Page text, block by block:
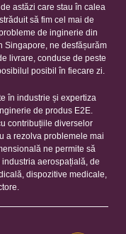
astăzi care stau în calea
să fim cel mai de
de inginerie din
Singapore, ne desfășurăm
livrare, conduse de peste
posibil în fiecare zi.
în industrie și expertiza
de produs E2E.
contribuțiile diverselor
a rezolva problemele mai
ne permite să
aerospațială, de
dispozitive medicale,